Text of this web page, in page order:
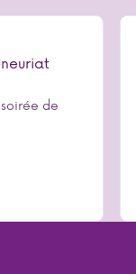
de